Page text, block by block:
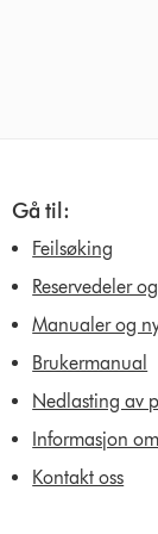
Gå til:
Feilsøking
Reservedeler
Manualer og
Brukermanual
Nedlasting av
Informasjon
Kontakt oss